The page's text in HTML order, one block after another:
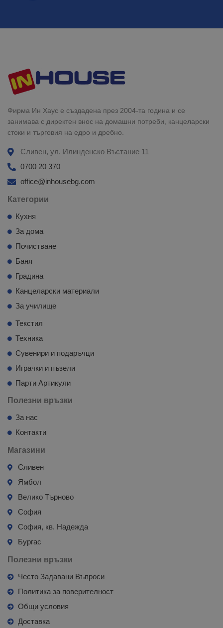
Фирма Ин Хаус е създадена през 2004-та година и се
занимава с директен внос на домашни потреби, канцеларски
стоки и търговия на едро и дребно.
Сливен, ул. Илинденско Въстание 11
0700 20 370
office@inhousebg.com
Категории
Кухня
За дома
Почистване
Баня
Градина
Канцеларски материали
За училище
Текстил
Техника
Сувенири и подаръчци
Играчки и пъзели
Парти Артикули
Полезни връзки
За нас
Контакти
Магазини
Сливен
Ямбол
Велико Търново
София
София, кв. Надежда
Бургас
Полезни връзки
Често Задавани Въпроси
Политика за поверителност
Общи условия
Доставка